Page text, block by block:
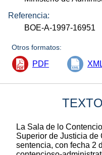
Referencia:
BOE-A-1997-16951
Otros formatos:
PDF
La Sala de lo
Superior de Justicia
sentencia, con fecha 2